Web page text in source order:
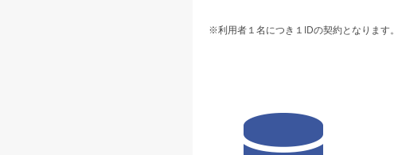
※利用者１名につき１IDの契約となります。